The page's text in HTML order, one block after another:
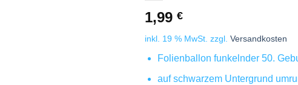
1,99 €
inkl. 19 % MwSt. zzgl. Versandkosten
Folienballon funkelnder 50.
auf schwarzem Untergrund